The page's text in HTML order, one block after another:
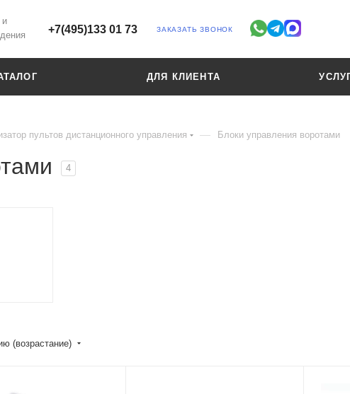
и
+7(495)133 01 73 ЗАКАЗАТЬ ЗВОНОК
ДЛЯ КЛИЕНТА
пультов дистанционного управления — Блоки управления воротами
4
(возрастание)